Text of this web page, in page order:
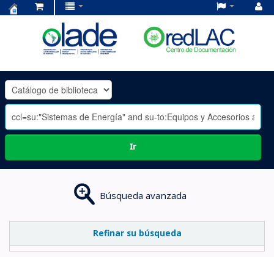
OLADE
-
Ir
Búsqueda avanzada
Refinar su búsqueda